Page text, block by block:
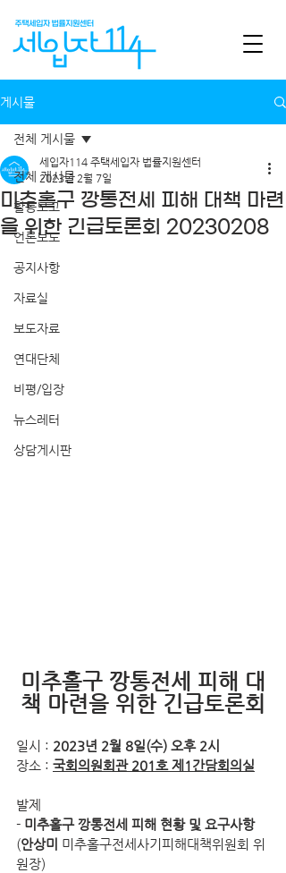
게시물
전체 게시물
활동보고
언론보도
공지사항
자료실
보도자료
연대단체
비평/입장
뉴스레터
상담게시판
전체 게시물
미추홀구 깡통전세 피해 대책 마련
을 위한 긴급토론회 20230208
세입자114 주택세입자 법률지원센터
2023년 2월 7일
미추홀구 깡통전세 피해 대
책 마련을 위한 긴급토론회
일시 : 2023년 2월 8일(수) 오후 2시
장소 : 국회의원회관 201호 제1간담회의실
발제
- 미추홀구 깡통전세 피해 현황 및 요구사항
(안상미 미추홀구전세사기피해대책위원회 위
원장)